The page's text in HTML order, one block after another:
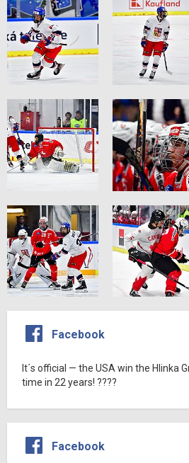
Facebook
It´s official — the USA win the Hlinka
time in 22 years! ????
Facebook